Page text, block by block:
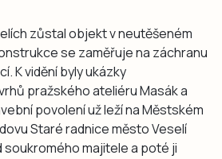
zůstal objekt v neutěšeném
se zaměřuje na záchranu
K vidění byly ukázky
pražského ateliéru Masák a
povolení už leží na Městském
Staré radnice město Veselí
soukromého majitele a poté ji